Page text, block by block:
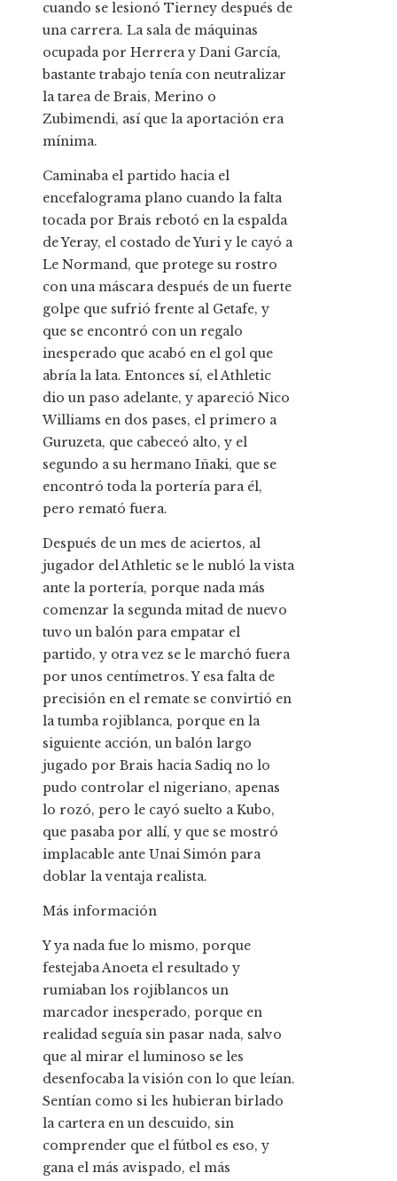
cuando se lesionó Tierney después de
una carrera. La sala de máquinas
ocupada por Herrera y Dani García,
bastante trabajo tenía con neutralizar
la tarea de Brais, Merino o
Zubimendi, así que la aportación era
mínima.
Caminaba el partido hacia el
encefalograma plano cuando la falta
tocada por Brais rebotó en la espalda
de Yeray, el costado de Yuri y le cayó a
Le Normand, que protege su rostro
con una máscara después de un fuerte
golpe que sufrió frente al Getafe, y
que se encontró con un regalo
inesperado que acabó en el gol que
abría la lata. Entonces sí, el Athletic
dio un paso adelante, y apareció Nico
Williams en dos pases, el primero a
Guruzeta, que cabeceó alto, y el
segundo a su hermano Iñaki, que se
encontró toda la portería para él,
pero remató fuera.
Después de un mes de aciertos, al
jugador del Athletic se le nubló la vista
ante la portería, porque nada más
comenzar la segunda mitad de nuevo
tuvo un balón para empatar el
partido, y otra vez se le marchó fuera
por unos centímetros. Y esa falta de
precisión en el remate se convirtió en
la tumba rojiblanca, porque en la
siguiente acción, un balón largo
jugado por Brais hacia Sadiq no lo
pudo controlar el nigeriano, apenas
lo rozó, pero le cayó suelto a Kubo,
que pasaba por allí, y que se mostró
implacable ante Unai Simón para
doblar la ventaja realista.
Más información
Y ya nada fue lo mismo, porque
festejaba Anoeta el resultado y
rumiaban los rojiblancos un
marcador inesperado, porque en
realidad seguía sin pasar nada, salvo
que al mirar el luminoso se les
desenfocaba la visión con lo que leían.
Sentían como si les hubieran birlado
la cartera en un descuido, sin
comprender que el fútbol es eso, y
gana el más avispado, el más